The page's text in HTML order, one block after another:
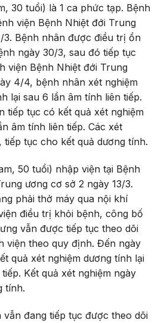
30 tuổi) là 1 ca phức tạp. Bệnh
viện Bệnh Nhiệt đới Trung
3. Bệnh nhân được điều trị ổn
ngày 30/3, sau đó tiếp tục
viện Bệnh Nhiệt đới Trung
4/4, bệnh nhân xét nghiệm
lại sau 6 lần âm tính liên tiếp.
tiếp tục có kết quả xét nghiệm
âm tính liên tiếp. Các xét
tiếp tục cho kết quả dương tính.
50 tuổi) nhập viện tại Bệnh
ương cơ sở 2 ngày 13/3.
phải thở máy qua nội khí
điều trị khỏi bệnh, công bố
vẫn được tiếp tục theo dõi
viện theo quy định. Đến ngày
quả xét nghiệm dương tính lại
Kết quả xét nghiệm ngày
tính.
vẫn đang tiếp tục được theo dõi